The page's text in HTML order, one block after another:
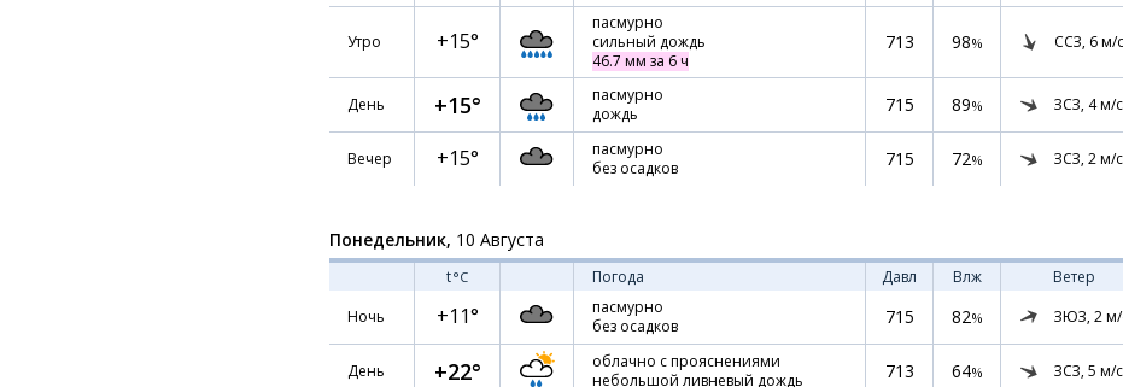
Утро +15°
пасмурно
сильный дождь
46.7 мм за 6 ч
713 98% ССЗ, 6м/
День +15°
пасмурно
дождь
715 89% ЗСЗ, 4м/с
Вечер +15°
пасмурно
без осадков
715 72% ЗСЗ, 2м/с
Понедельник, 10 Августа
t°C Погода Давл Влж
Ветер
Ночь
+11°
пасмурно
без осадков
715 82% ЗЮЗ, 2м/
День +22°
облачно с прояснениями
небольшой ливневый дождь
713 64% ЗСЗ, 5 м/с